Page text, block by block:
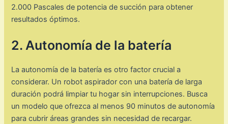
2.000 Pascales de potencia de succión para obtener
resultados óptimos.
2. Autonomía de la batería
La autonomía de la batería es otro factor crucial a
considerar. Un robot aspirador con una batería de larga
duración podrá limpiar tu hogar sin interrupciones. Busca
un modelo que ofrezca al menos 90 minutos de autonomía
para cubrir áreas grandes sin necesidad de recargar.